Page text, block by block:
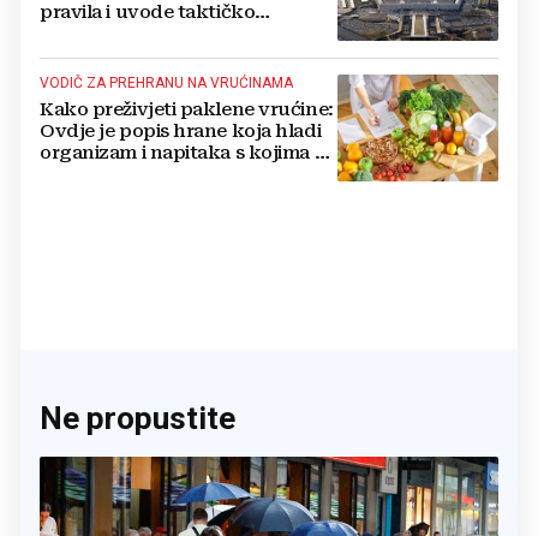
pravila i uvode taktičko
VODIČ ZA PREHRANU NA VRUĆINAMA
Kako preživjeti paklene vrućine:
Ovdje je popis hrane koja hladi
organizam i napitaka s kojima si
Ne propustite